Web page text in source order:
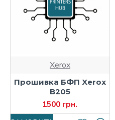
Xerox
Прошивка БФП Xerox
B205
1500 грн.